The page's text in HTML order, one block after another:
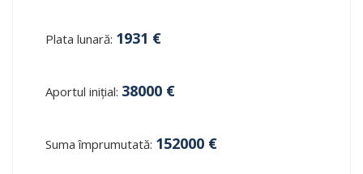
Plata lunară: 1931 €
Aportul inițial: 38000 €
Suma împrumutată: 152000 €